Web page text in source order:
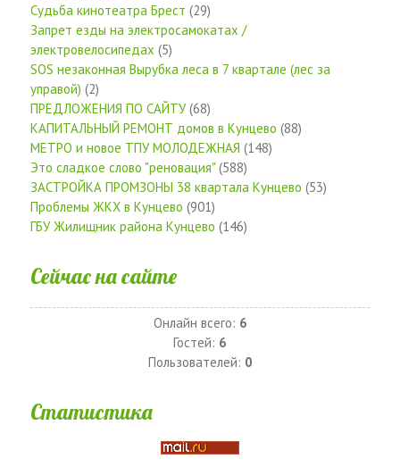
Судьба кинотеатра Брест (29)
Запрет езды на электросамокатах /
электровелосипедах (5)
SOS незаконная Вырубка леса в 7 квартале (лес за
управой) (2)
ПРЕДЛОЖЕНИЯ ПО САЙТУ(68)
КАПИТАЛЬНЫЙ РЕМОНТ домов в Кунцево (88)
МЕТРО и новое ТПУ МОЛОДЕЖНАЯ (148)
Это сладкое слово "реновация" (588)
ЗАСТРОЙКА ПРОМЗОНЫ 38 квартала Кунцево (53)
Проблемы ЖКХ в Кунцево (901)
ГБУ Жилищник района Кунцево (146)
Сейчас на сайте
Онлайн всего: 6
Гостей: 6
Пользователей: 0
Статистика